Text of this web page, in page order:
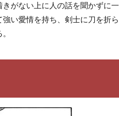
がない上に人の話を聞かずに一
い愛情を持ち、剣士に刀を折ら